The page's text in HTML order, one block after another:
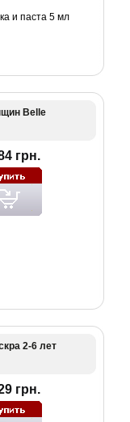
и паста 5 мл
Belle
грн.
2-6 лет
грн.